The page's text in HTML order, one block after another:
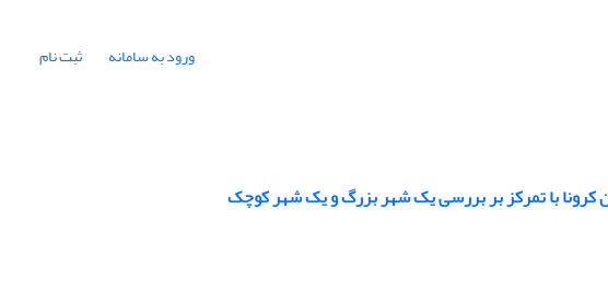
ورود به سامانه ثبت نام
کرونا با تمرکز بر بررسی یک شهر بزرگ و یک شهر کوچک